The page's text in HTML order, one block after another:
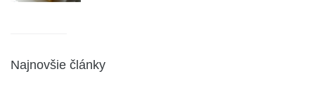
Najnovšie články